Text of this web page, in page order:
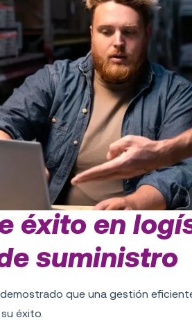
éxito en
suministro
demostrado que una gestión
éxito.